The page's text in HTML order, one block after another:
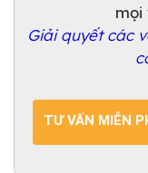
mọi
Giải quyết các
TƯ VẤN MIỄN